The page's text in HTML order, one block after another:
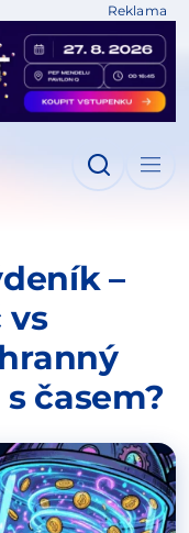
Reklama
–
vs
časem?